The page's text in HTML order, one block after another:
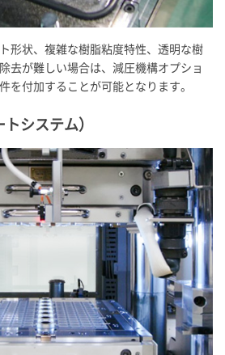
形状、複雑な樹脂粘度特性、透明な樹
去が難しい場合は、減圧機構オプショ
を付加することが可能となります。
システム）